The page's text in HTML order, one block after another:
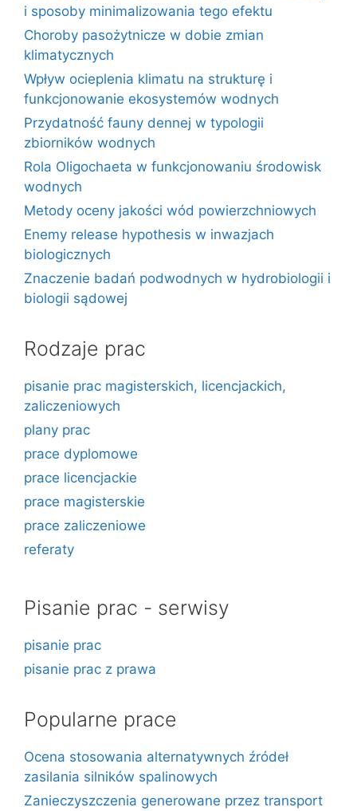
i sposoby minimalizowania tego efektu
Choroby pasożytnicze w dobie zmian
klimatycznych
Wpływ ocieplenia klimatu na strukturę i
funkcjonowanie ekosystemów wodnych
Przydatność fauny dennej w typologii
zbiorników wodnych
Rola Oligochaeta w funkcjonowaniu środowisk
wodnych
Metody oceny jakości wód powierzchniowych
Enemy release hypothesis w inwazjach
biologicznych
Znaczenie badań podwodnych w hydrobiologii i
biologii sądowej
Rodzaje prac
pisanie prac magisterskich, licencjackich,
zaliczeniowych
plany prac
prace dyplomowe
prace licencjackie
prace magisterskie
prace zaliczeniowe
referaty
Pisanie prac - serwisy
pisanie prac
pisanie prac z prawa
Popularne prace
Ocena stosowania alternatywnych źródeł
zasilania silników spalinowych
Zanieczyszczenia generowane przez transport